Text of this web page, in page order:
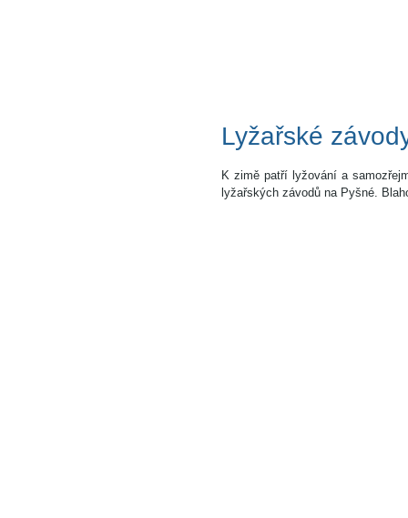
Lyžařské
K zimě patří lyžování a
lyžařských závodů na Pyšné.